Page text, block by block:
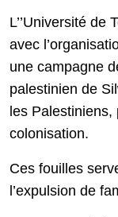
L’’Université
avec
une campagne
palestinien de
les
colonisation.
Ces fouilles
l’expulsion de